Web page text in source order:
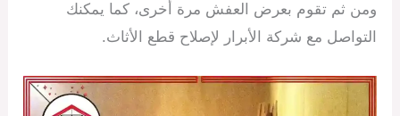
ومن ثم تقوم بعرض العفش مرة أخرى، كما يمكنك
التواصل مع شركة الأبرار لإصلاح قطع الأثاث.